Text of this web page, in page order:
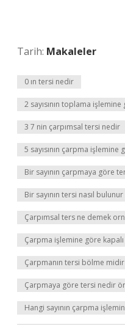
Tarih: Makaleler
0 ın tersi nedir
2 sayısının toplama
3 7 nin çarpımsal tersi nedir
5 sayısının çarpma
Bir sayının çarpmaya göre
Bir sayının tersi nasıl bulunur
Çarpımsal ters ne demek
Çarpma işlemine göre
Çarpmanın tersi bölme midir
Çarpmaya göre tersi nedir
Hangi sayının çarpma